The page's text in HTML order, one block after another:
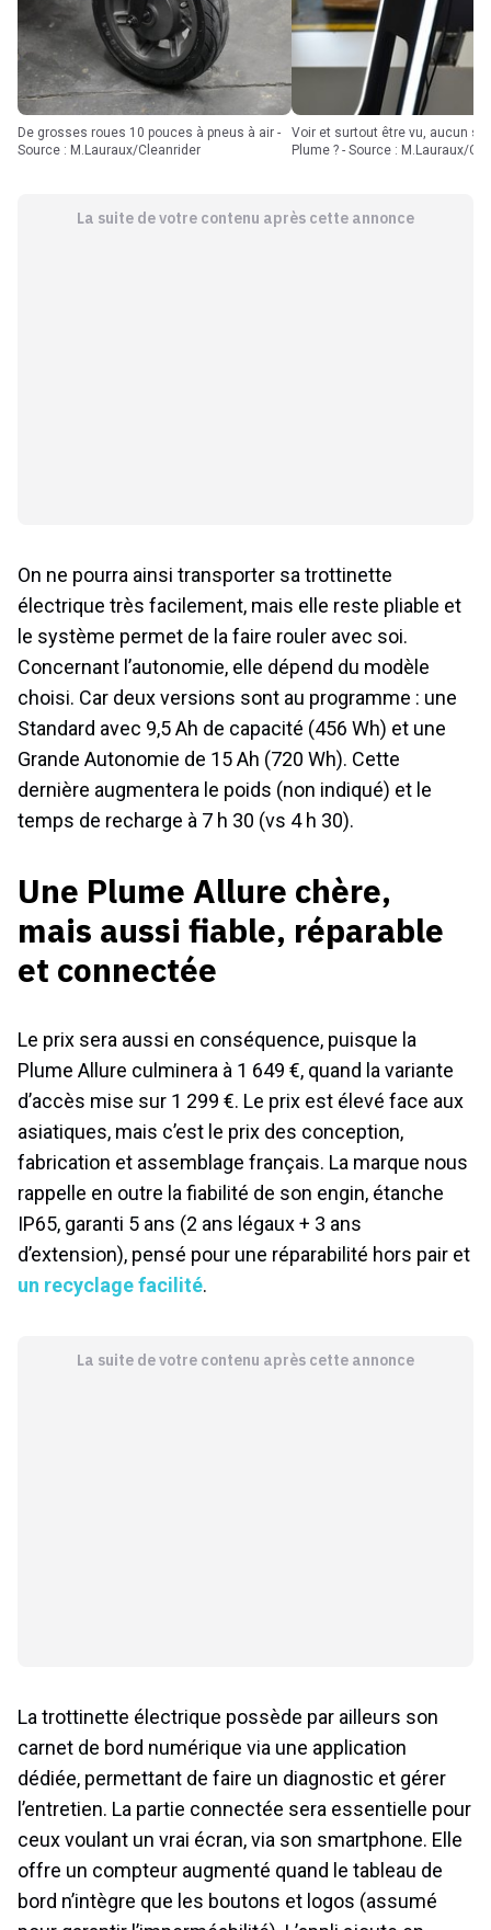
De grosses roues 10 pouces à pneus à air -
Source : M.Lauraux/Cleanrider
Voir et surtout être vu, aucun souci avec la
Plume ? - Source : M.Lauraux/
La suite de votre contenu après cette annonce
On ne pourra ainsi transporter sa trottinette
électrique très facilement, mais elle reste pliable et
le système permet de la faire rouler avec soi.
Concernant l’autonomie, elle dépend du modèle
choisi. Car deux versions sont au programme : une
Standard avec 9,5 Ah de capacité (456 Wh) et une
Grande Autonomie de 15 Ah (720 Wh). Cette
dernière augmentera le poids (non indiqué) et le
temps de recharge à 7 h 30 (vs 4 h 30).
Une Plume Allure chère,
mais aussi fiable, réparable
et connectée
Le prix sera aussi en conséquence, puisque la
Plume Allure culminera à 1 649 €, quand la variante
d’accès mise sur 1 299 €. Le prix est élevé face aux
asiatiques, mais c’est le prix des conception,
fabrication et assemblage français. La marque nous
rappelle en outre la fiabilité de son engin, étanche
IP65, garanti 5 ans (2 ans légaux + 3 ans
d’extension), pensé pour une réparabilité hors pair et
un recyclage facilité.
La suite de votre contenu après cette annonce
La trottinette électrique possède par ailleurs son
carnet de bord numérique via une application
dédiée, permettant de faire un diagnostic et gérer
l’entretien. La partie connectée sera essentielle pour
ceux voulant un vrai écran, via son smartphone. Elle
offre un compteur augmenté quand le tableau de
bord n’intègre que les boutons et logos (assumé